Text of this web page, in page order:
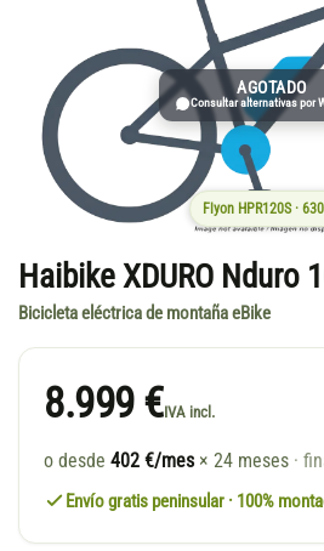
AGOTADO
Consultar alternativas por
Flyon HPR120S ·
Haibike XDURO Nduro
Bicicleta eléctrica de montaña eBike
8.999 €IVA incl.
o desde 402 €/mes × 24 meses ·
Envío gratis peninsular · 100%